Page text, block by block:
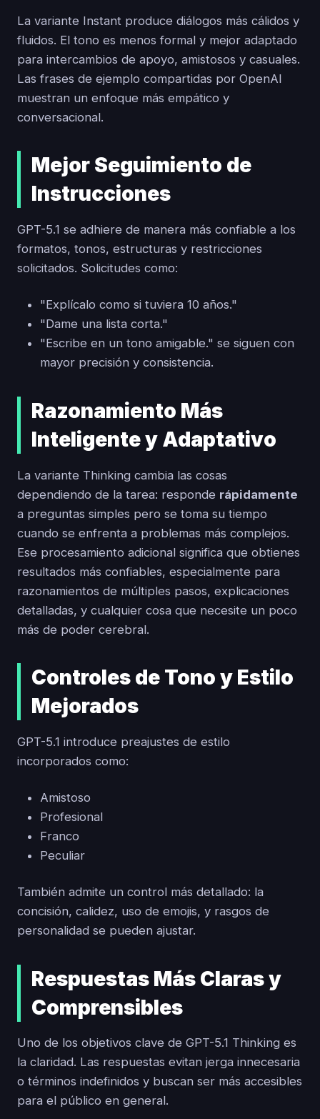
La variante Instant produce diálogos más cálidos y
fluidos. El tono es menos formal y mejor adaptado
para intercambios de apoyo, amistosos y casuales.
Las frases de ejemplo compartidas por OpenAI
muestran un enfoque más empático y
conversacional.
Mejor Seguimiento de
Instrucciones
GPT-5.1 se adhiere de manera más confiable a los
formatos, tonos, estructuras y restricciones
solicitados. Solicitudes como:
"Explícalo como si tuviera 10 años."
"Dame una lista corta."
"Escribe en un tono amigable." se siguen con
mayor precisión y consistencia.
Razonamiento Más
Inteligente y Adaptativo
La variante Thinking cambia las cosas
dependiendo de la tarea: responde rápidamente
a preguntas simples pero se toma su tiempo
cuando se enfrenta a problemas más complejos.
Ese procesamiento adicional significa que obtienes
resultados más confiables, especialmente para
razonamientos de múltiples pasos, explicaciones
detalladas, y cualquier cosa que necesite un poco
más de poder cerebral.
Controles de Tono y Estilo
Mejorados
GPT-5.1 introduce preajustes de estilo
incorporados como:
Amistoso
Profesional
Franco
Peculiar
También admite un control más detallado: la
concisión, calidez, uso de emojis, y rasgos de
personalidad se pueden ajustar.
Respuestas Más Claras y
Comprensibles
Uno de los objetivos clave de GPT-5.1 Thinking es
la claridad. Las respuestas evitan jerga innecesaria
o términos indefinidos y buscan ser más accesibles
para el público en general.